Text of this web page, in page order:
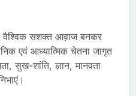
वैश्विक सशक्त आव़ाज बनकर
एवं आध्यात्मिक चेतना जागृत
सुख-शांति, ज्ञान, मानवता